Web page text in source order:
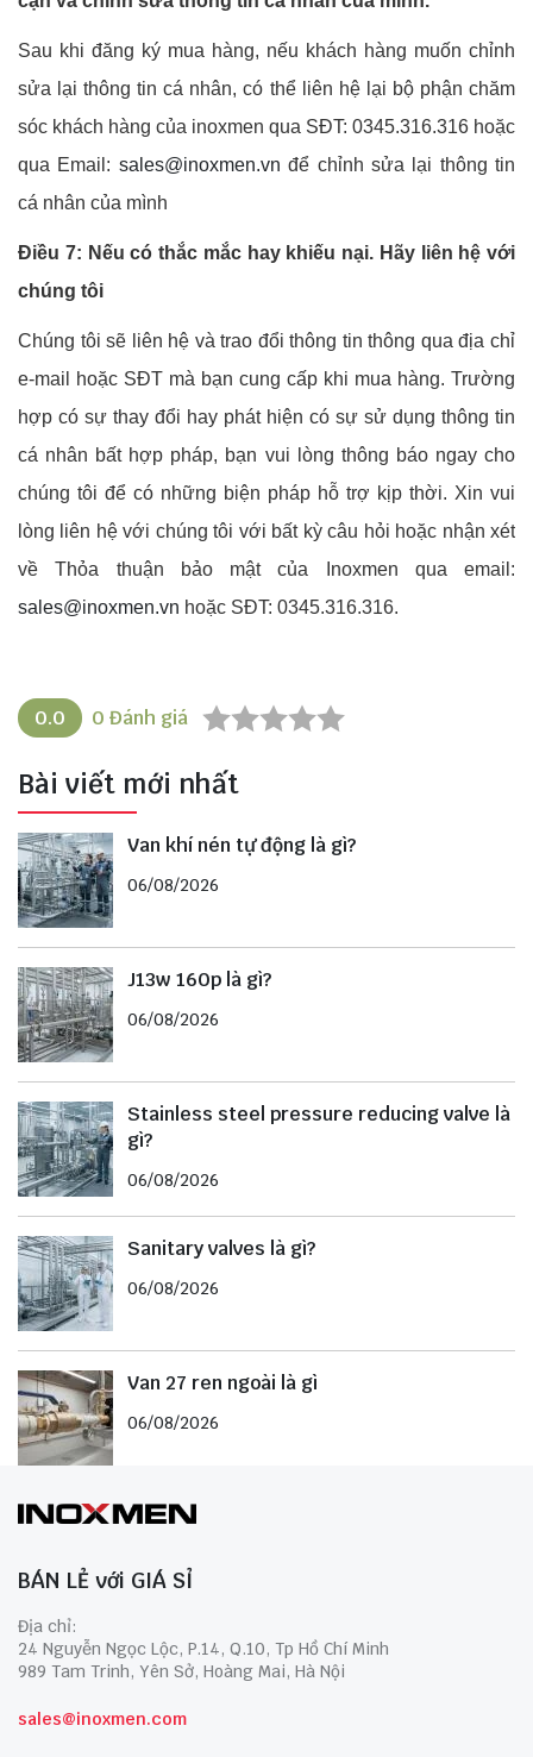
Sau khi đăng ký mua hàng, nếu khách hàng muốn chỉnh
sửa lại thông tin cá nhân, có thể liên hệ lại bộ phận chăm
sóc khách hàng của inoxmen qua SĐT: 0345.316.316 hoặc
qua Email: sales@inoxmen.vn để chỉnh sửa lại thông tin
cá nhân của mình
Điều 7: Nếu có thắc mắc hay khiếu nại. Hãy liên hệ với
chúng tôi
Chúng tôi sẽ liên hệ và trao đổi thông tin thông qua địa chỉ
e-mail hoặc SĐT mà bạn cung cấp khi mua hàng. Trường
hợp có sự thay đổi hay phát hiện có sự sử dụng thông tin
cá nhân bất hợp pháp, bạn vui lòng thông báo ngay cho
chúng tôi để có những biện pháp hỗ trợ kịp thời. Xin vui
lòng liên hệ với chúng tôi với bất kỳ câu hỏi hoặc nhận xét
về Thỏa thuận bảo mật của Inoxmen qua email:
sales@inoxmen.vn hoặc SĐT: 0345.316.316.
0.0 0 Đánh giá
Bài viết mới nhất
Van khí nén tự động là gì?
06/08/2026
J13w 160p là gì?
06/08/2026
Stainless steel pressure reducing valve là
gì?
06/08/2026
Sanitary valves là gì?
06/08/2026
Van 27 ren ngoài là gì
06/08/2026
BÁN LẺ với GIÁ SỈ
Địa chỉ:
24 Nguyễn Ngọc Lộc, P.14, Q.10, Tp Hồ Chí Minh
989 Tam Trinh, Yên Sở, Hoàng Mai, Hà Nội
sales@inoxmen.com